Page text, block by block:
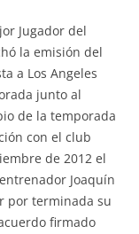
Jugador del
la emisión del
a Los Angeles
junto al
de la temporada
con el club
de 2012 el
Joaquín
por terminada su
firmado